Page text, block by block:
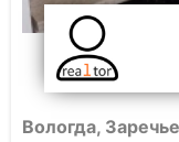
Вологда,